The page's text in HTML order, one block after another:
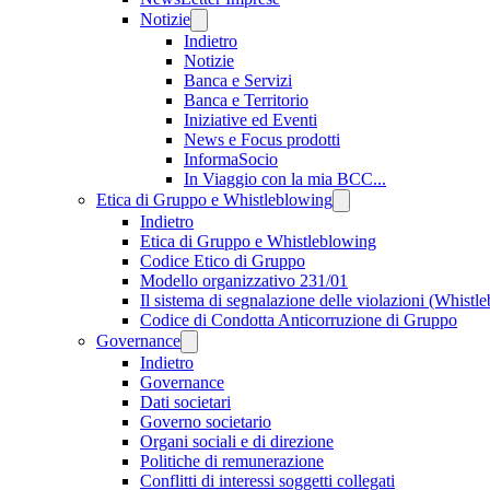
Notizie
Indietro
Notizie
Banca e Servizi
Banca e Territorio
Iniziative ed Eventi
News e Focus prodotti
InformaSocio
In Viaggio con la mia BCC...
Etica di Gruppo e Whistleblowing
Indietro
Etica di Gruppo e Whistleblowing
Codice Etico di Gruppo
Modello organizzativo 231/01
Il sistema di segnalazione delle violazioni
Codice di Condotta Anticorruzione di Gruppo
Governance
Indietro
Governance
Dati societari
Governo societario
Organi sociali e di direzione
Politiche di remunerazione
Conflitti di interessi soggetti collegati